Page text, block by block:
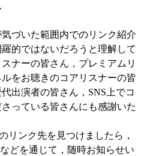
づいた範囲内でのリンク紹介
的ではないだろうと理解して
ナーの皆さん，プレミアムリ
をお聴きのコアリスナーの皆
出演者の皆さん，SNS上でコ
っている皆さんにも感謝いた
リンク先を見つけましたら，
どを通じて，随時お知らせい